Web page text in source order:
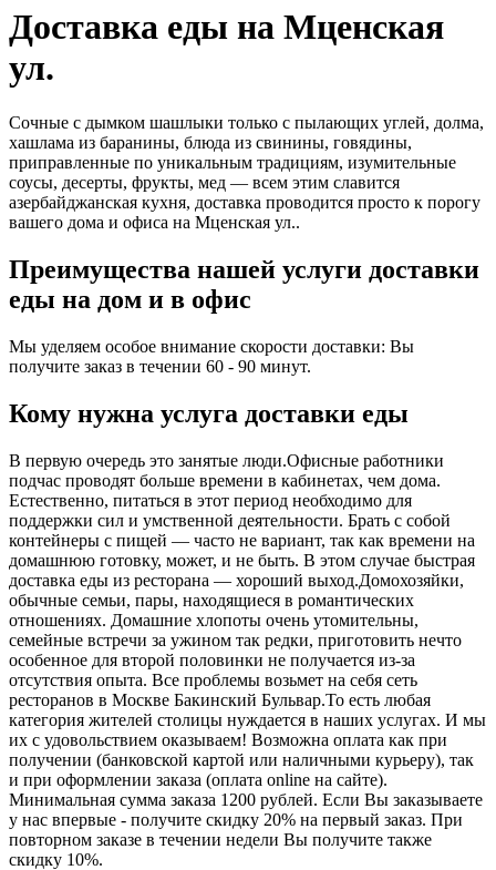
Доставка еды на Мценская
ул.
Сочные с дымком шашлыки только с пылающих углей, долма,
хашлама из баранины, блюда из свинины, говядины,
приправленные по уникальным традициям, изумительные
соусы, десерты, фрукты, мед — всем этим славится
азербайджанская кухня, доставка проводится просто к порогу
вашего дома и офиса на Мценская ул..
Преимущества нашей услуги доставки
еды на дом и в офис
Мы уделяем особое внимание скорости доставки: Вы
получите заказ в течении 60 - 90 минут.
Кому нужна услуга доставки еды
В первую очередь это занятые люди.Офисные работники
подчас проводят больше времени в кабинетах, чем дома.
Естественно, питаться в этот период необходимо для
поддержки сил и умственной деятельности. Брать с собой
контейнеры с пищей ― часто не вариант, так как времени на
домашнюю готовку, может, и не быть. В этом случае быстрая
доставка еды из ресторана ― хороший выход.Домохозяйки,
обычные семьи, пары, находящиеся в романтических
отношениях. Домашние хлопоты очень утомительны,
семейные встречи за ужином так редки, приготовить нечто
особенное для второй половинки не получается из-за
отсутствия опыта. Все проблемы возьмет на себя сеть
ресторанов в Москве Бакинский Бульвар.То есть любая
категория жителей столицы нуждается в наших услугах. И мы
их с удовольствием оказываем! Возможна оплата как при
получении (банковской картой или наличными курьеру), так
и при оформлении заказа (оплата online на сайте).
Минимальная сумма заказа 1200 рублей. Если Вы заказываете
у нас впервые - получите скидку 20% на первый заказ. При
повторном заказе в течении недели Вы получите также
скидку 10%.